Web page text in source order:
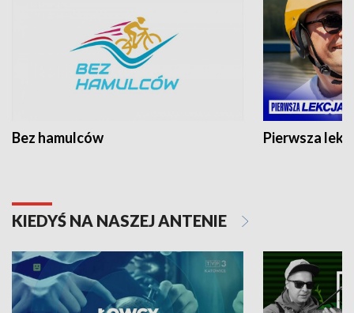
Bez hamulców Pierwsza
KIEDYŚ NA NASZEJ ANTENIE